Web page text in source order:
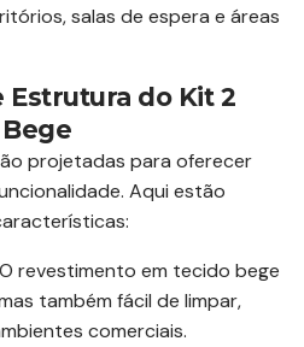
salas de espera e áreas
Estrutura do Kit 2
projetadas para oferecer
Aqui estão
O revestimento em tecido bege
também fácil de limpar,
comerciais.